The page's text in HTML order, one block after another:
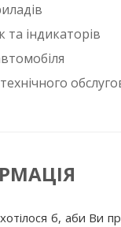
індикаторів
б, аби Ви